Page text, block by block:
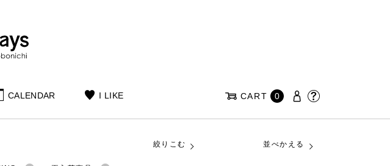
CALENDAR I LIKE CART 0
絞りこむ 並べかえる